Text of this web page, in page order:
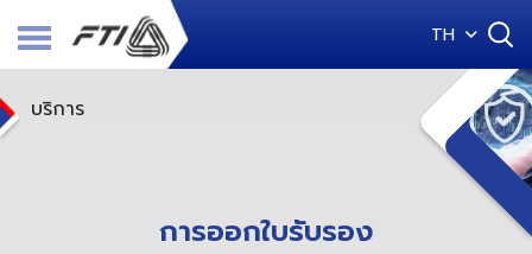
TH
บริการ
การออกใบรับรอง